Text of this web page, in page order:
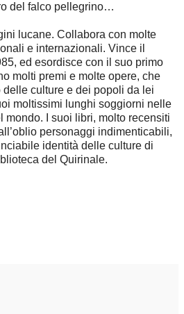
del falco pellegrino…
lucane. Collabora con molte
e internazionali. Vince il
ed esordisce con il suo primo
molti premi e molte opere, che
culture e dei popoli da lei
moltissimi lunghi soggiorni nelle
mondo. I suoi libri, molto recensiti
personaggi indimenticabili,
identità delle culture di
del Quirinale.